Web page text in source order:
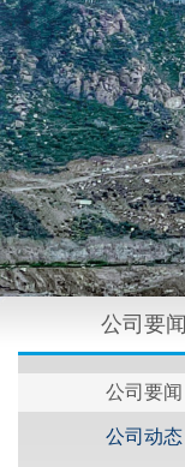
公司要闻
公司要闻
公司动态